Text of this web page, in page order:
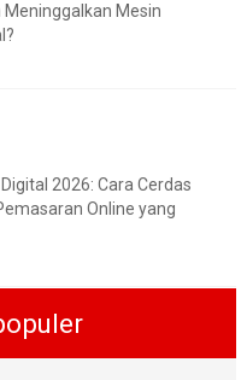
Mesin
2026: Cara Cerdas
Online yang